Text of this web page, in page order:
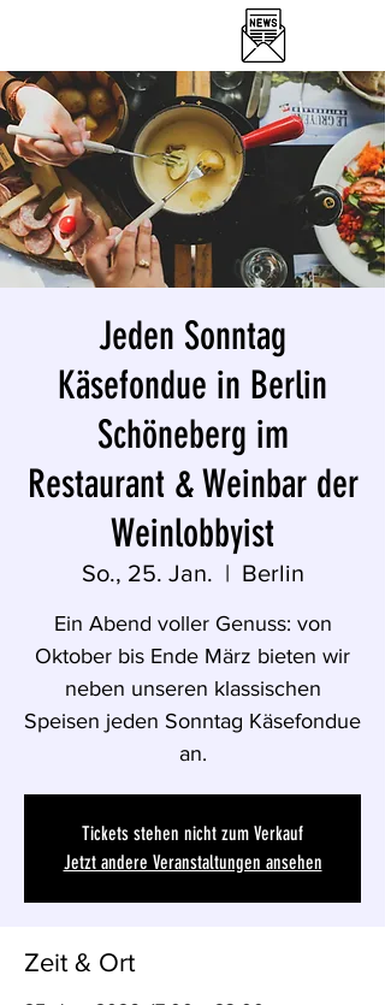
Jeden Sonntag
Käsefondue in Berlin
Schöneberg im
Restaurant & Weinbar der
Weinlobbyist
So., 25. Jan.
  |
Berlin
Ein Abend voller Genuss: von
Oktober bis Ende März bieten wir
neben unseren klassischen
Speisen jeden Sonntag Käsefondue
an.
Tickets stehen nicht zum Verkauf
Jetzt andere Veranstaltungen ansehen
Zeit & Ort